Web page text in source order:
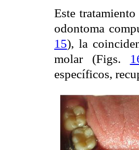
Este
odontoma
15), la
molar (Figs.
específicos,